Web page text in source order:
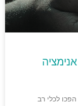
לכלי רב